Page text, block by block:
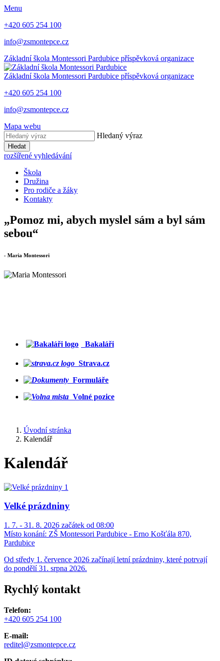
Menu
+420 605 254 100
info@zsmontepce.cz
Základní škola Montessori Pardubice příspěvková organizace
Základní škola Montessori Pardubice příspěvková organizace
+420 605 254 100
info@zsmontepce.cz
Mapa webu
Hledaný výraz
Hledat
rozšířené vyhledávání
Škola
Družina
Pro rodiče a žáky
Kontakty
„Pomoz mi, abych myslel sám a byl sám
sebou“
- Maria Montessori
Bakaláři
Strava.cz
Formuláře
Volné pozice
Úvodní stránka
Kalendář
Kalendář
Velké prázdniny
1. 7. - 31. 8. 2026 začátek od 08:00
Místo konání: ZŠ Montessori Pardubice - Erno Košťála 870,
Pardubice
Od středy 1. července 2026 začínají letní prázdniny, které potrvají
do pondělí 31. srpna 2026.
Rychlý kontakt
Telefon:
+420 605 254 100
E-mail:
reditel@zsmontepce.cz